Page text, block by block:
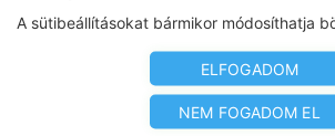
A sütibeállításokat bármikor módosíthatja
ELFOGADOM
NEM FOGADOM EL
Designed by www.free-dimension.hu ,
György Nándor